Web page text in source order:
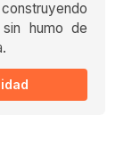
humo de